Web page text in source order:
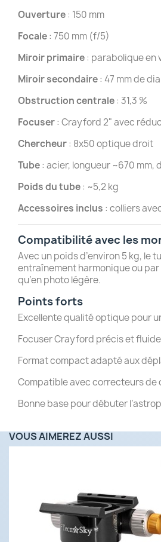
Ouverture: 150 mm
Focale: 750 mm (f/5)
Miroir primaire: parabolique en
Miroir secondaire: 47 mm de
Obstruction centrale: 31,3 %
Focuser: Crayford 2" avec
Chercheur: 8x50 optique droit
Tube: acier, longueur ~670 mm,
Poids du tube: ~5,2 kg
Accessoires inclus : colliers
Compatibilité avec les
Avec un poids d’environ 5 kg, le
entraînement harmonique ou
qu’en photo légère.
Points forts
Excellente qualité optique pour
Focuser Crayford précis et fluide
Format compact adapté aux
Compatible avec correcteurs de
Bonne base pour débuter
VOUS AIMEREZ AUSSI